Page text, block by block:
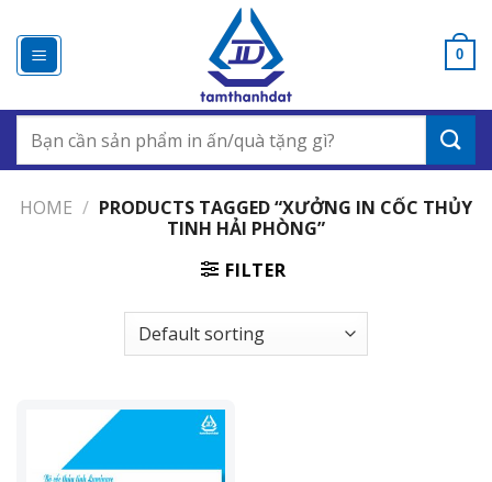
đến
nội
0
for:
HOME / PRODUCTS TAGGED “XƯỞNG IN CỐC THỦY
TINH HẢI PHÒNG”
FILTER